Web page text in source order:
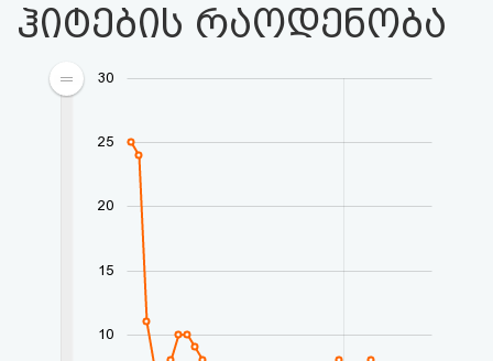
ჰიტების რაოდენობა
10
15
20
25
30